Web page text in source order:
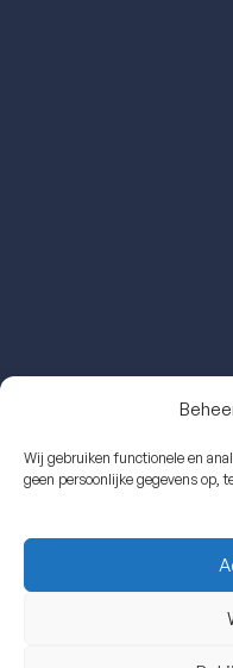
Wij gebruiken functionele en
geen persoonlijke gegevens op,
Echo Cardio